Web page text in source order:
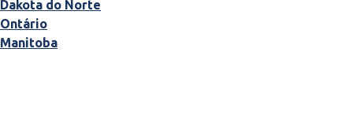
Dakota do Norte
Ontário
Manitoba